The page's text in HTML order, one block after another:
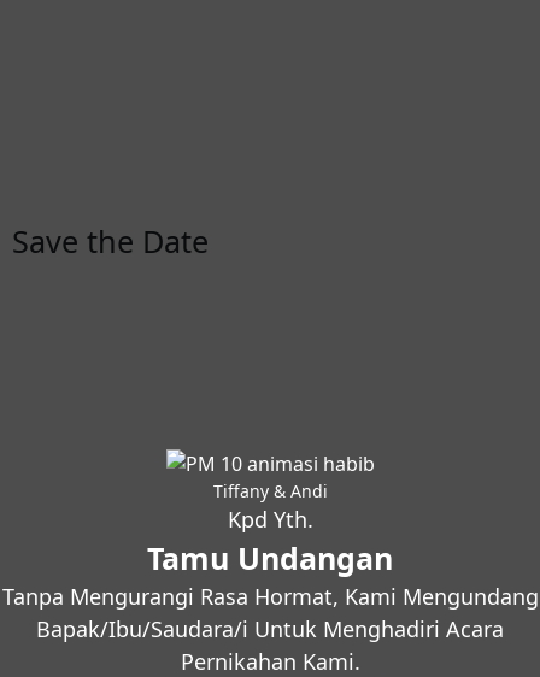
Tiffany & Andi
Kpd Yth.
Tamu Undangan
Tanpa Mengurangi Rasa Hormat, Kami Mengundang
Bapak/Ibu/Saudara/i Untuk Menghadiri Acara
Pernikahan Kami.
Save the Date